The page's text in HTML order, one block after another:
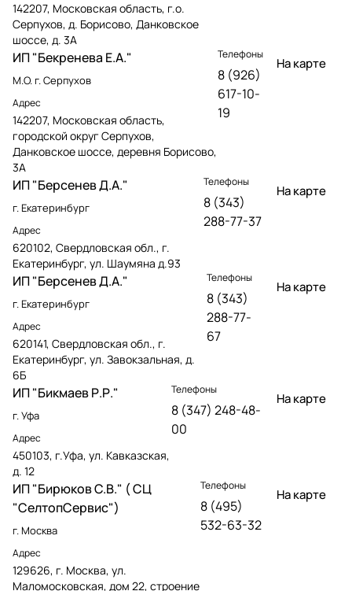
142207, Московская область, г.о.
Серпухов, д. Борисово, Данковское
шоссе, д. 3А
ИП "Бекренева Е.А."
М.О. г. Серпухов
Адрес
142207, Московская область,
городской округ Серпухов,
Данковское шоссе, деревня Борисово,
3А
Телефоны
8 (926)
617-10-
19
На карте
ИП "Берсенев Д.А."
г. Екатеринбург
Адрес
620102, Свердловская обл., г.
Екатеринбург, ул. Шаумяна д.93
Телефоны
8 (343)
288-77-37
На карте
ИП "Берсенев Д.А."
г. Екатеринбург
Адрес
620141, Свердловская обл., г.
Екатеринбург, ул. Завокзальная, д.
6Б
Телефоны
8 (343)
288-77-
67
На карте
ИП "Бикмаев Р.Р."
г. Уфа
Адрес
450103, г.Уфа, ул. Кавказская,
д. 12
Телефоны
8 (347) 248-48-
00
На карте
ИП "Бирюков С.В." ( СЦ
"СелтопСервис")
г. Москва
Адрес
129626, г. Москва, ул.
Маломосковская, дом 22, строение
Телефоны
8 (495)
532-63-32
На карте